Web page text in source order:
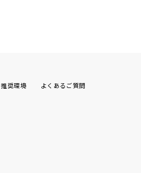
推奨環境 よくあるご質問